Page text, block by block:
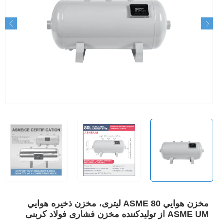
مخزن هوايي ASME 80 لیتری، مخزن ذخیره هوايي
ASME UM از تولیدکننده مخزن فشاری فولاد کربنی